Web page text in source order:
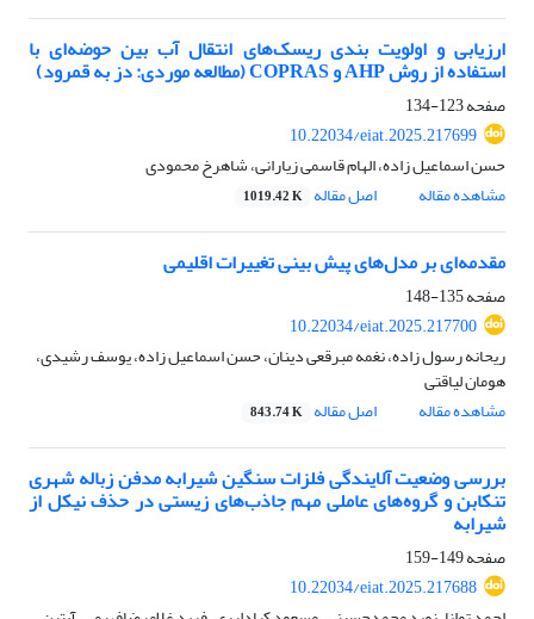
ارزیابی و اولویت بندی ریسک‌های انتقال آب بین حوضه‌ای با
استفاده از روش AHP و COPRAS (مطالعه‌‌ موردی: دز به قمرود)
صفحه123-134
10.22034/eiat.2025.217699
حسن اسماعیل زاده، الهام قاسمی زیارانی، شاهرخ محمودی
مشاهده مقاله
اصل مقاله 1019.42 K
مقدمه‌ای بر مدل‌های پیش بینی تغییرات اقلیمی
صفحه135-148
10.22034/eiat.2025.217700
ریحانه رسول زاده، نغمه مبرقعی دینان، حسن اسماعیل زاده، یوسف رشیدی،
هومان لیاقتی
مشاهده مقاله
اصل مقاله 843.74 K
بررسی وضعیت آلایندگی فلزات سنگین شیرابه مدفن زباله شهری
تنکابن و گروه‌‌های عاملی مهم جاذب‌‌های زیستی در حذف نیکل از
شیرابه
صفحه149-159
10.22034/eiat.2025.217688